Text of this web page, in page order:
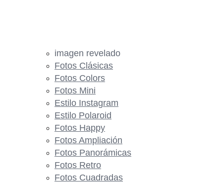
imagen revelado
Fotos Clásicas
Fotos Colors
Fotos Mini
Estilo Instagram
Estilo Polaroid
Fotos Happy
Fotos Ampliación
Fotos Panorámicas
Fotos Retro
Fotos Cuadradas